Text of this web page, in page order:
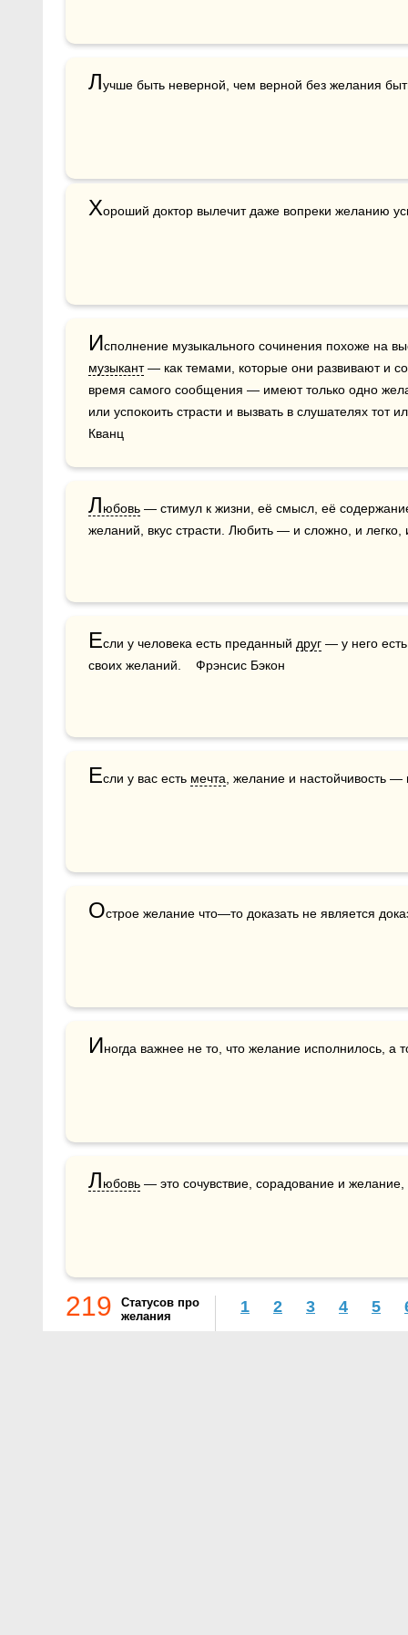
Лучше быть неверной, чем верной без желания
Хороший доктор вылечит даже вопреки желанию
И
музыкант — как темами, которые они развивают и
время самого сообщения — имеют только одно
или успокоить страсти и вызвать в слушателях
Кванц
Любовь — стимул к жизни, её смысл, её
желаний, вкус страсти. Любить — и сложно, и легко,
Если у человека есть преданный друг — у него
своих желаний.    Фрэнсис Бэкон
Если у вас есть мечта , желание и настойчивость
Острое желание что—то доказать не является
Иногда важнее не то, что желание исполнилось, а
Любовь — это сочувствие, сорадование и желание,
219
Статусов про
желания
1 2 3 4 5